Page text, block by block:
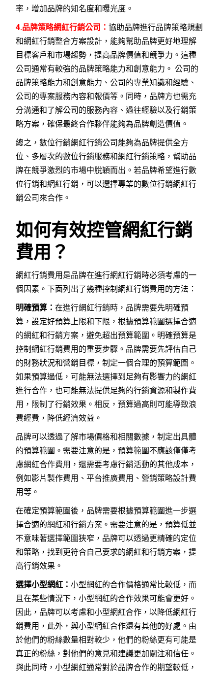
率，增加品牌的知名度和曝光度。
4.品牌策略網紅行銷公司：協助品牌進行品牌策略規劃
和網紅行銷整合方案設計，能夠幫助品牌更好地理解
目標客戶和市場趨勢，提高品牌價值和競爭力。這種
公司通常有較強的品牌策略能力和創意能力。 公司的
品牌策略能力和創意能力、公司的專業知識和經驗、
公司的專案服務內容和報價等。同時，品牌方也需充
分溝通和了解公司的服務內容、過往經驗以及行銷策
略方案，確保最終合作夥伴能夠為品牌創造價值。
總之，數位行銷網紅行銷公司能夠為品牌提供全方
位、多層次的數位行銷服務和網紅行銷策略，幫助品
牌在競爭激烈的市場中脫穎而出。若品牌希望進行數
位行銷和網紅行銷，可以選擇專業的數位行銷網紅行
銷公司來合作。
如何有效控管網紅行銷
費用？
網紅行銷費用是品牌在進行網紅行銷時必須考慮的一
個因素。下面列出了幾種控制網紅行銷費用的方法：
明確預算：在進行網紅行銷時，品牌需要先明確預
算，設定好預算上限和下限，根據預算範圍選擇合適
的網紅和行銷方案，避免超出預算範圍。明確預算是
控制網紅行銷費用的重要步驟。品牌需要先評估自己
的財務狀況和營銷目標，制定一個合理的預算範圍。
如果預算過低，可能無法選擇到足夠有影響力的網紅
進行合作，也可能無法提供足夠的行銷資源和製作費
用，限制了行銷效果。相反，預算過高則可能導致浪
費經費，降低經濟效益。
品牌可以透過了解市場價格和相關數據，制定出具體
的預算範圍。需要注意的是，預算範圍不應該僅僅考
慮網紅合作費用，還需要考慮行銷活動的其他成本，
例如影片製作費用、平台推廣費用、營銷策略設計費
用等。
在確定預算範圍後，品牌需要根據預算範圍進一步選
擇合適的網紅和行銷方案。需要注意的是，預算低並
不意味著選擇範圍狹窄，品牌可以透過更精確的定位
和策略，找到更符合自己要求的網紅和行銷方案，提
高行銷效果。
選擇小型網紅：小型網紅的合作價格通常比較低，而
且在某些情況下，小型網紅的合作效果可能會更好。
因此，品牌可以考慮和小型網紅合作，以降低網紅行
銷費用，此外，與小型網紅合作還有其他的好處。由
於他們的粉絲數量相對較少，他們的粉絲更有可能是
真正的粉絲，對他們的意見和建議更加關注和信任。
與此同時，小型網紅通常對於品牌合作的期望較低，